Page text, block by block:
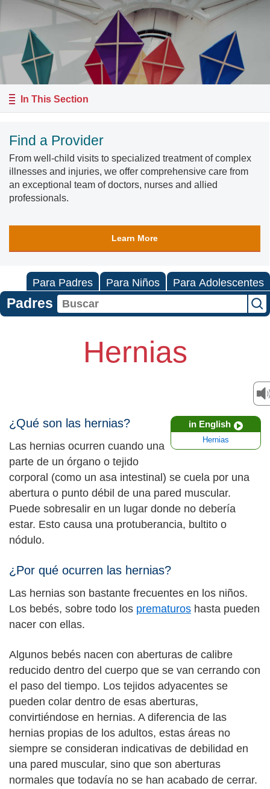
In This Section
Find a Provider
From well-child visits to specialized treatment of complex
illnesses and injuries, we offer comprehensive care from
an exceptional team of doctors, nurses and allied
professionals.
Learn More
Para Padres Para Niños Para Adolescentes
Padres
Hernias
in English
Hernias
¿Qué son las hernias?
Las hernias ocurren cuando una
parte de un órgano o tejido
corporal (como un asa intestinal) se cuela por una
abertura o punto débil de una pared muscular.
Puede sobresalir en un lugar donde no debería
estar. Esto causa una protuberancia, bultito o
nódulo.
¿Por qué ocurren las hernias?
Las hernias son bastante frecuentes en los niños.
Los bebés, sobre todo los prematuros hasta pueden
nacer con ellas.
Algunos bebés nacen con aberturas de calibre
reducido dentro del cuerpo que se van cerrando con
el paso del tiempo. Los tejidos adyacentes se
pueden colar dentro de esas aberturas,
convirtiéndose en hernias. A diferencia de las
hernias propias de los adultos, estas áreas no
siempre se consideran indicativas de debilidad en
una pared muscular, sino que son aberturas
normales que todavía no se han acabado de cerrar.